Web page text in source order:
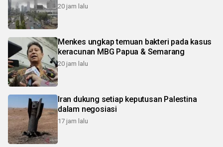
20 jam lalu
Menkes ungkap temuan bakteri pada kasus
keracunan MBG Papua & Semarang
20 jam lalu
Iran dukung setiap keputusan Palestina
dalam negosiasi
17 jam lalu